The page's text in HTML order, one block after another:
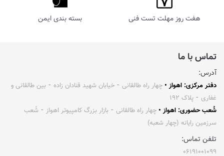
هفت روز مهلت تست فنی بسته بندی ایمن
تماس با ما
آدرس:
دفتر مرکزی: اهواز • چهار راه طالقانی ⁃ خیابان شهید قنادان زاده ⁃ بین طالقانی و
غفاری ⁃ پلاک ۱۹۲
شُعب حضوری: اهواز • چهار راه طالقانی ⁃ بازار بزرگ کامپیوتر اهواز ⁃ شُعب
سرزمین رایانه (چهار شعبه)
تلفن تماس:
۰۶۱۹۱۰۰۱۰۹۹